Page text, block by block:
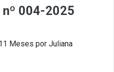
004-2025
Meses por Juliana